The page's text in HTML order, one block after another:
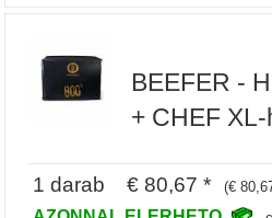
BEEFER -
+ CHEF
1 darab € 80,67 * (€